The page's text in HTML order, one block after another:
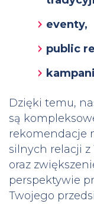
eventy,
public
Dzięki temu,
są
rekomendacje
silnych relacji
oraz
perspektywie
Twojego